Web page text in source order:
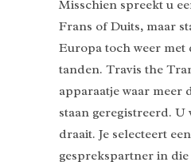
Misschien spreekt u
Frans of Duits, maar
Europa toch weer met
tanden. Travis the
apparaatje waar meer
staan geregistreerd. U
draait. Je selecteert
gesprekspartner in die